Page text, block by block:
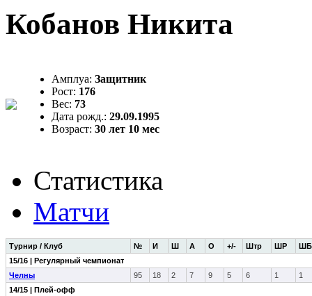
Кобанов Никита
Амплуа: Защитник
Рост: 176
Вес: 73
Дата рожд.: 29.09.1995
Возраст: 30 лет 10 мес
Статистика
Матчи
Турнир / Клуб № И Ш А О +/- Штр ШР ШБ
15/16 | Регулярный чемпионат
Челны
95 18 2 7 9 5 6 1
1
14/15 | Плей-офф